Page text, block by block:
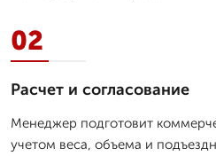
02
Расчет и согласование
Менеджер подготовит
учетом веса, объема и